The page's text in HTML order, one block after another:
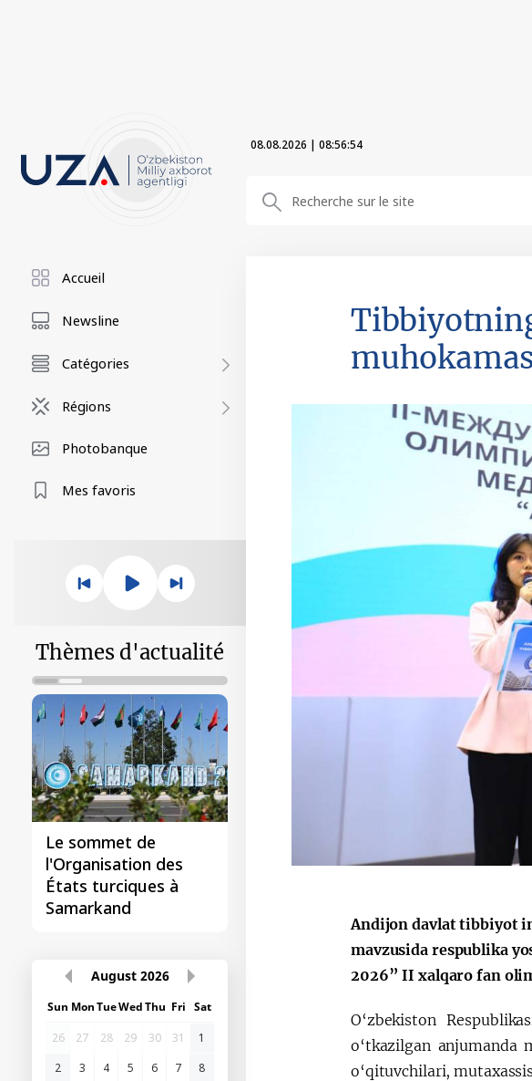
08.08.2026 | 08:56:55
Accueil
Newsline
Catégories
Régions
Photobanque
Mes favoris
Thèmes d'actualité
Le sommet de
l'Organisation des
États turciques à
Samarkand
August 2026
Sun MonTueWedThu Fri Sat
26
27 28 29 30 31
1
2
3 4 5 6 7
8
Andijon davlat tibbiyot
mavzusida respublika
2026” II xalqaro fan
O‘zbekiston
o‘tkazilgan
o‘qituvchilari,